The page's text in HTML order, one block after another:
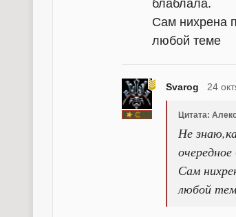
блаблала.
Сам нихрена
любой теме
Svarog 24
Цитата:
Не
очередное
Сам
любой